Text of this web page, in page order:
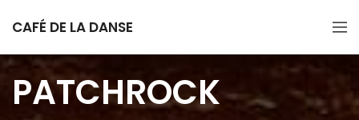
CAFÉ DE LA DANSE
PATCHROCK